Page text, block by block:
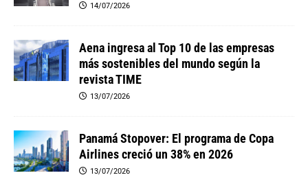
14/07/2026
Aena ingresa al Top 10 de las empresas
más sostenibles del mundo según la
revista TIME
13/07/2026
Panamá Stopover: El programa de Copa
Airlines creció un 38% en 2026
13/07/2026